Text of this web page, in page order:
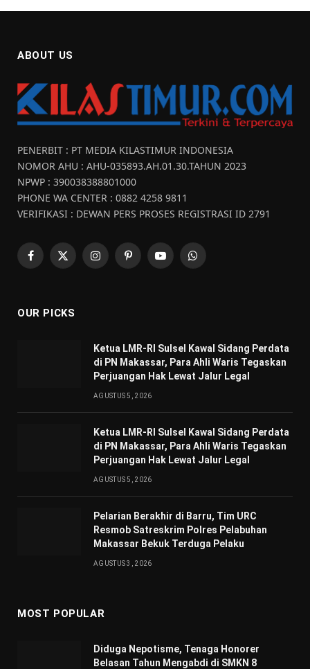
ABOUT US
PENERBIT : PT MEDIA KILASTIMUR INDONESIA
NOMOR AHU : AHU-035893.AH.01.30.TAHUN 2023
NPWP : 390038388801000
PHONE WA CENTER : 0882 4258 9811
VERIFIKASI : DEWAN PERS PROSES REGISTRASI ID 2791
Facebook
X
InstagramPinterestYouTubeWhatsApp
OUR PICKS
Ketua LMR-RI Sulsel Kawal Sidang Perdata
di PN Makassar, Para Ahli Waris Tegaskan
Perjuangan Hak Lewat Jalur Legal
AGUSTUS 5, 2026
Ketua LMR-RI Sulsel Kawal Sidang Perdata
di PN Makassar, Para Ahli Waris Tegaskan
Perjuangan Hak Lewat Jalur Legal
AGUSTUS 5, 2026
Pelarian Berakhir di Barru, Tim URC
Resmob Satreskrim Polres Pelabuhan
Makassar Bekuk Terduga Pelaku
AGUSTUS 3, 2026
MOST POPULAR
Diduga Nepotisme, Tenaga Honorer
Belasan Tahun Mengabdi di SMKN 8